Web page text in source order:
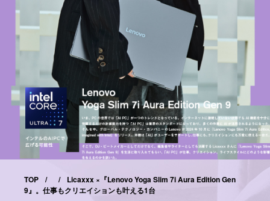
TOP
Licaxxx ×『Lenovo Yoga Slim 7i Aura Edition Gen
9』。仕事もクリエイションも叶える1台